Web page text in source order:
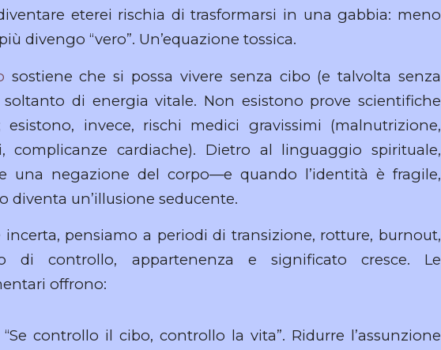
eterei rischia di trasformarsi in una gabbia: meno
divengo “vero”. Un’equazione tossica.
sostiene che si possa vivere senza cibo (e talvolta senza
soltanto di energia vitale. Non esistono prove scientifiche
invece, rischi medici gravissimi (malnutrizione,
complicanze cardiache). Dietro al linguaggio spirituale,
una negazione del corpo—e quando l’identità è fragile,
diventa un’illusione seducente.
incerta, pensiamo a periodi di transizione, rotture, burnout,
di controllo, appartenenza e significato cresce. Le
offrono:
controllo il cibo, controllo la vita”. Ridurre l’assunzione